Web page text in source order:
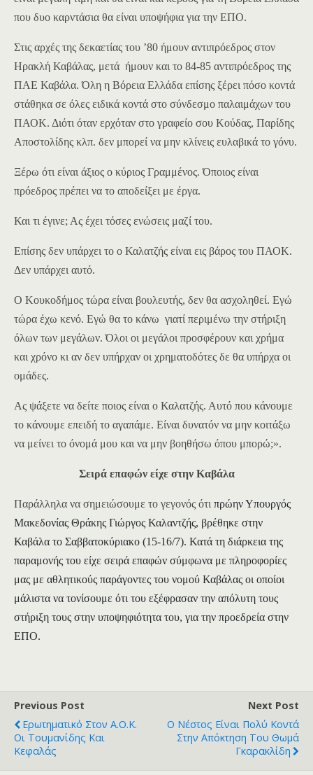
που δυο καρντάσια θα είναι υποψήφια για την ΕΠΟ.
Στις αρχές της δεκαετίας του ’80 ήμουν αντιπρόεδρος στον
Ηρακλή Καβάλας, μετά ήμουν και το 84-85 αντιπρόεδρος της
ΠΑΕ Καβάλα. Όλη η Βόρεια Ελλάδα επίσης ξέρει πόσο κοντά
στάθηκα σε όλες ειδικά κοντά στο σύνδεσμο παλαιμάχων του
ΠΑΟΚ. Διότι όταν ερχόταν στο γραφείο σου Κούδας, Παρίδης
Αποστολίδης κλπ. δεν μπορεί να μην κλίνεις ευλαβικά το γόνυ.
Ξέρω ότι είναι άξιος ο κύριος Γραμμένος. Όποιος είναι
πρόεδρος πρέπει να το αποδείξει με έργα.
Και τι έγινε; Ας έχει τόσες ενώσεις μαζί του.
Επίσης δεν υπάρχει το ο Καλατζής είναι εις βάρος του ΠΑΟΚ.
Δεν υπάρχει αυτό.
Ο Κουκοδήμος τώρα είναι βουλευτής, δεν θα ασχοληθεί. Εγώ
τώρα έχω κενό. Εγώ θα το κάνω γιατί περιμένω την στήριξη
όλων των μεγάλων. Όλοι οι μεγάλοι προσφέρουν και χρήμα
και χρόνο κι αν δεν υπήρχαν οι χρηματοδότες δε θα υπήρχα οι
ομάδες.
Ας ψάξετε να δείτε ποιος είναι ο Καλατζής. Αυτό που κάνουμε
το κάνουμε επειδή το αγαπάμε. Είναι δυνατόν να μην κοιτάξω
να μείνει το όνομά μου και να μην βοηθήσω όπου μπορώ;».
Σειρά επαφών είχε στην Καβάλα
Παράλληλα να σημειώσουμε το γεγονός ότι πρώην Υπουργός
Μακεδονίας Θράκης Γιώργος Καλαντζής, βρέθηκε στην
Καβάλα το Σαββατοκύριακο (15-16/7). Κατά τη διάρκεια της
παραμονής του είχε σειρά επαφών σύμφωνα με πληροφορίες
μας με αθλητικούς παράγοντες του νομού Καβάλας οι οποίοι
μάλιστα να τονίσουμε ότι του εξέφρασαν την απόλυτη τους
στήριξη τους στην υποψηφιότητα του, για την προεδρεία στην
ΕΠΟ.
Previous Post
Ερωτηματικό Στον Α.Ο.Κ.
Οι Τουμανίδης Και
Κεφαλάς
Next Post
Ο Νέστος Είναι Πολύ Κοντά
Στην Απόκτηση Του Θωμά
Γκαρακλίδη